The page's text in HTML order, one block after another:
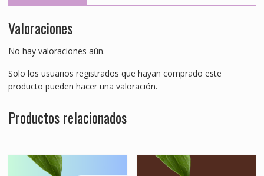
Contiene
98%
Valoraciones
No hay valoraciones aún.
Solo los usuarios registrados que hayan comprado este
producto pueden hacer una valoración.
Productos relacionados